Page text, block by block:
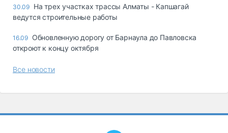
30.09 На трех участках трассы Алматы - Капшагай
ведутся строительные работы
16.09 Обновленную дорогу от Барнаула до Павловска
откроют к концу октября
Все новости